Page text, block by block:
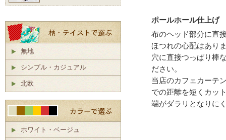
ポールホール仕上げ
布のヘッド部分に直
ほつれの心配はあり
穴に直接つっぱり棒
ださい。
当店のカフェカーテ
での距離を短くカッ
端がダラリとなりに
無地
シンプル・カジュアル
北欧
ホワイト・ベージュ